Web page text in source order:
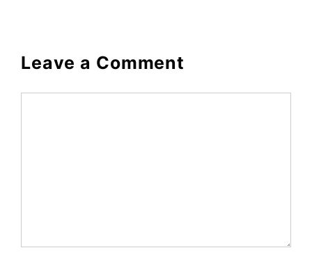
Leave a Comment